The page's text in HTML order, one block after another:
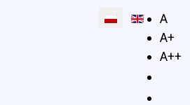
A
A+
A++
Wybierz swój